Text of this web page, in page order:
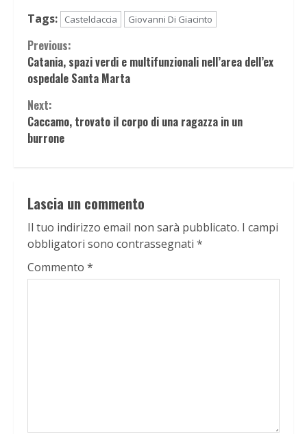
Tags:
Casteldaccia Giovanni Di Giacinto
Continue
Reading
Previous:
Catania, spazi verdi e multifunzionali nell’area dell’ex
ospedale Santa Marta
Next:
Caccamo, trovato il corpo di una ragazza in un
burrone
Lascia un commento
Il tuo indirizzo email non sarà pubblicato. I campi
obbligatori sono contrassegnati *
Commento *